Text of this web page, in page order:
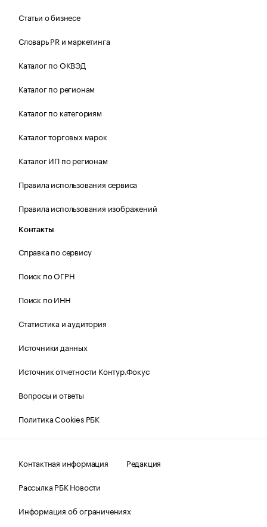
Статьи о бизнесе
Словарь PR и маркетинга
Каталог по ОКВЭД
Каталог по регионам
Каталог по категориям
Каталог торговых марок
Каталог ИП по регионам
Правила использования сервиса
Правила использования изображений
Контакты
Справка по сервису
Поиск по ОГРН
Поиск по ИНН
Статистика и аудитория
Источники данных
Источник отчетности Контур.Фокус
Вопросы и ответы
Политика Cookies РБК
Контактная информация
Редакция
Рассылка РБК Новости
Информация об ограничениях